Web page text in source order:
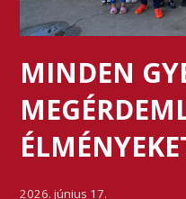
MINDEN
2026. június 17.